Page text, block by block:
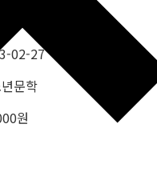
02-27
문학
원